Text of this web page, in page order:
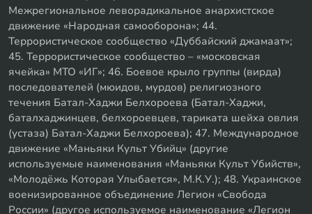
Межрегиональное леворадикальное анархистское
движение «Народная самооборона»; 44.
Террористическое сообщество «Дуббайский джамаат»;
45. Террористическое сообщество – «московская
ячейка» МТО «ИГ»; 46. Боевое крыло группы (вирда)
последователей (мюидов, мурдов) религиозного
течения Батал-Хаджи Белхороева (Батал-Хаджи,
баталхаджинцев, белхороевцев, тариката шейха овлия
(устаза) Батал-Хаджи Белхороева); 47. Международное
движение «Маньяки Культ Убийц» (другие
используемые наименования «Маньяки Культ Убийств»,
«Молодёжь Которая Улыбается», М.К.У.); 48. Украинское
военизированное объединение Легион «Свобода
России» (другое используемое наименование «Легион